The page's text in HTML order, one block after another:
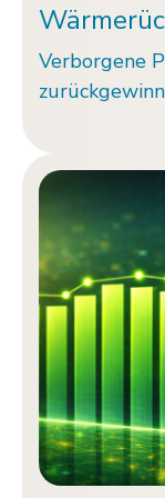
Verborgene